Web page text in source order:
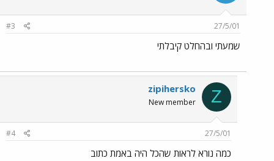
27/5/01
#3
שמעתי ובהחלט קיבלתי
Z
zipihersko
New member
27/5/01
#4
כמה נורא לראות שהכל היה באמת כתוב